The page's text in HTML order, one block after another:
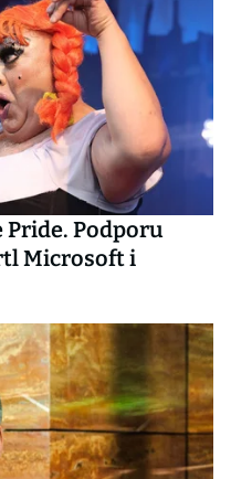
Pride. Podporu
Microsoft i